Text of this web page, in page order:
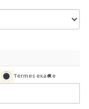
Termes exacte